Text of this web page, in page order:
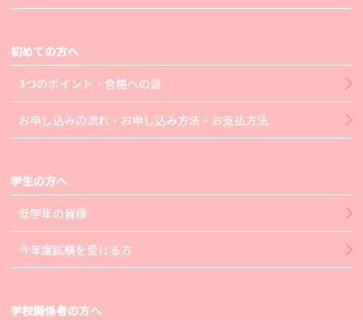
初めての方へ
3つのポイント・合格への道
お申し込みの流れ・お申し込み方法・お支払方法
学生の方へ
低学年の皆様
今年度試験を受ける方
学校関係者の方へ